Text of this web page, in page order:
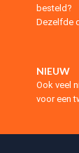
besteld?
Dezelfde
NIEUW
Ook veel
voor een